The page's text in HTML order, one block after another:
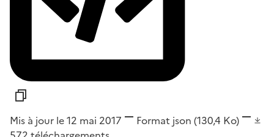
Mis à jour le 12 mai 2017 Format json (130,4 Ko)